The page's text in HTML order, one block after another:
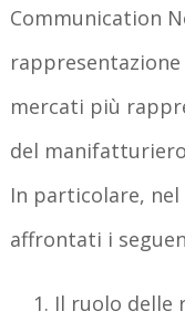
Communication
rappresentazione
mercati più
del
In particolare,
affrontati i
Il ruolo delle